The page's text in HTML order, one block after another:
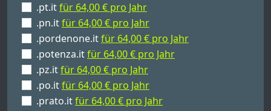
.pt.itfür 64,00 € pro Jahr
.pn.itfür 64,00 € pro Jahr
.pordenone.itfür 64,00 € pro Jahr
.potenza.itfür 64,00 € pro Jahr
.pz.itfür 64,00 € pro Jahr
.po.itfür 64,00 € pro Jahr
.prato.itfür 64,00 € pro Jahr